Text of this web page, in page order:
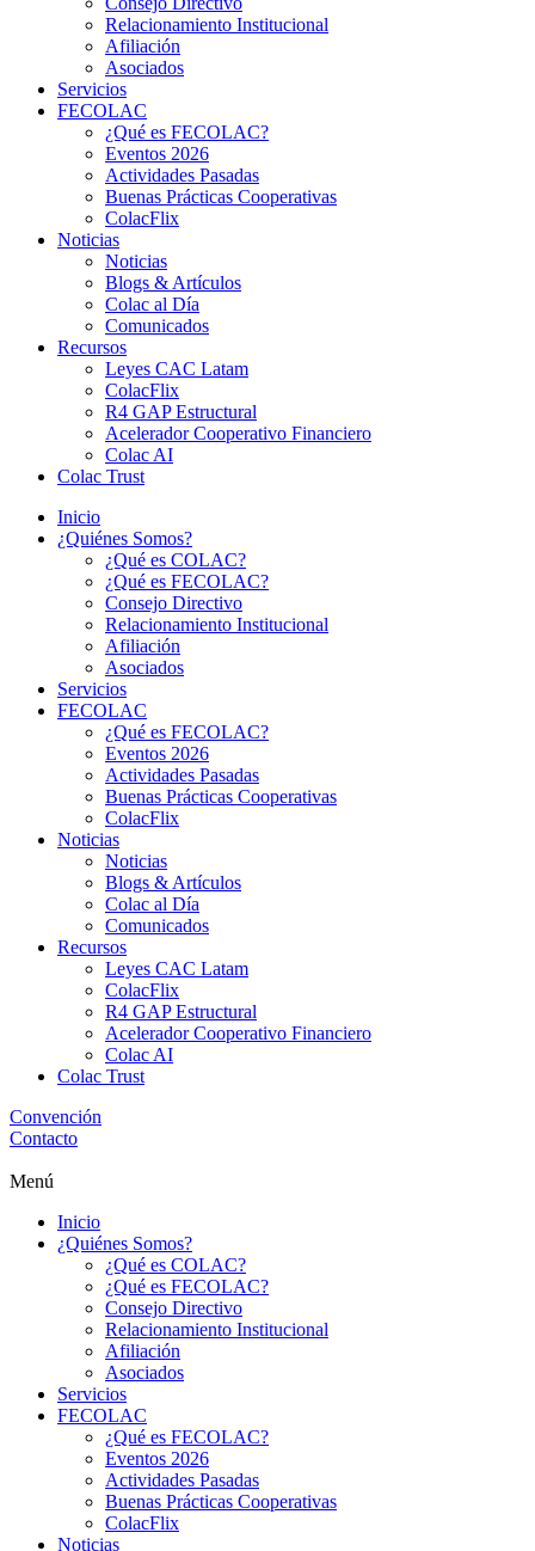
Relacionamiento Institucional
Afiliación
Asociados
Servicios
FECOLAC
¿Qué es FECOLAC?
Eventos 2026
Actividades Pasadas
Buenas Prácticas Cooperativas
ColacFlix
Noticias
Noticias
Blogs & Artículos
Colac al Día
Comunicados
Recursos
Leyes CAC Latam
ColacFlix
R4 GAP Estructural
Acelerador Cooperativo Financiero
Colac AI
Colac Trust
Inicio
¿Quiénes Somos?
¿Qué es COLAC?
¿Qué es FECOLAC?
Consejo Directivo
Relacionamiento Institucional
Afiliación
Asociados
Servicios
FECOLAC
¿Qué es FECOLAC?
Eventos 2026
Actividades Pasadas
Buenas Prácticas Cooperativas
ColacFlix
Noticias
Noticias
Blogs & Artículos
Colac al Día
Comunicados
Recursos
Leyes CAC Latam
ColacFlix
R4 GAP Estructural
Acelerador Cooperativo Financiero
Colac AI
Colac Trust
Convención
Contacto
Menú
Inicio
¿Quiénes Somos?
¿Qué es COLAC?
¿Qué es FECOLAC?
Consejo Directivo
Relacionamiento Institucional
Afiliación
Asociados
Servicios
FECOLAC
¿Qué es FECOLAC?
Eventos 2026
Actividades Pasadas
Buenas Prácticas Cooperativas
ColacFlix
Noticias